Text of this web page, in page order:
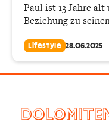
Paul ist 13 Jahre
Beziehung zu
Lifestyle 28.06.2025